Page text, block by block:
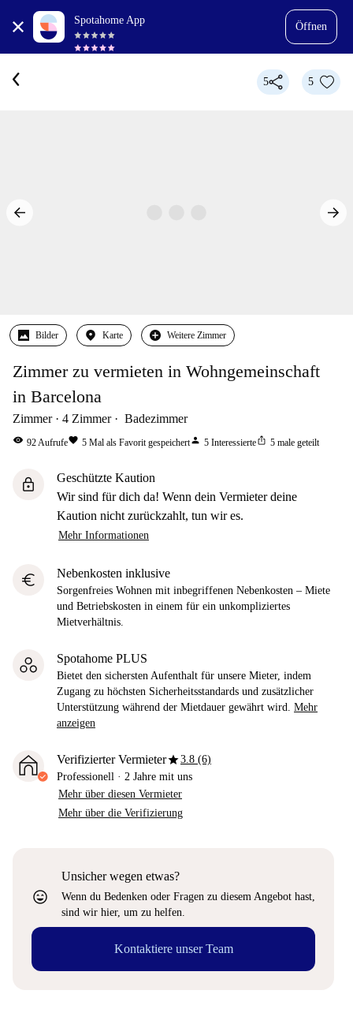
Spotahome App
Öffnen
5 5
Bilder Karte Weitere Zimmer
Zimmer zu vermieten in Wohngemeinschaft
in Barcelona
Zimmer 4 Zimmer Badezimmer
visibility 92Aufrufefavorite 5 Mal als Favorit gespeichertperson 5 Interessierteios_share 5 male geteilt
lock
Geschützte Kaution
Wir sind für dich da! Wenn dein Vermieter deine
Kaution nicht zurückzahlt, tun wir es.
Mehr Informationen
euro Nebenkosten inklusive
Sorgenfreies Wohnen mit inbegriffenen Nebenkosten – Miete
und Betriebskosten in einem für ein unkompliziertes
Mietverhältnis.
Spotahome PLUS
Bietet den sichersten Aufenthalt für unsere Mieter, indem
Zugang zu höchsten Sicherheitsstandards und zusätzlicher
Unterstützung während der Mietdauer gewährt wird. Mehr
anzeigen
Verifizierter Vermieterstar3.8 (6)
Professionell · 2 Jahre mit uns
Mehr über diesen Vermieter
Mehr über die Verifizierung
sentiment_very_satisfied
Unsicher wegen etwas?
Wenn du Bedenken oder Fragen zu diesem Angebot hast,
sind wir hier, um zu helfen.
Kontaktiere unser Team